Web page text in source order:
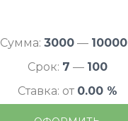
Сумма: 3000—
Срок: 7 — 100
Ставка: от 0.00 %